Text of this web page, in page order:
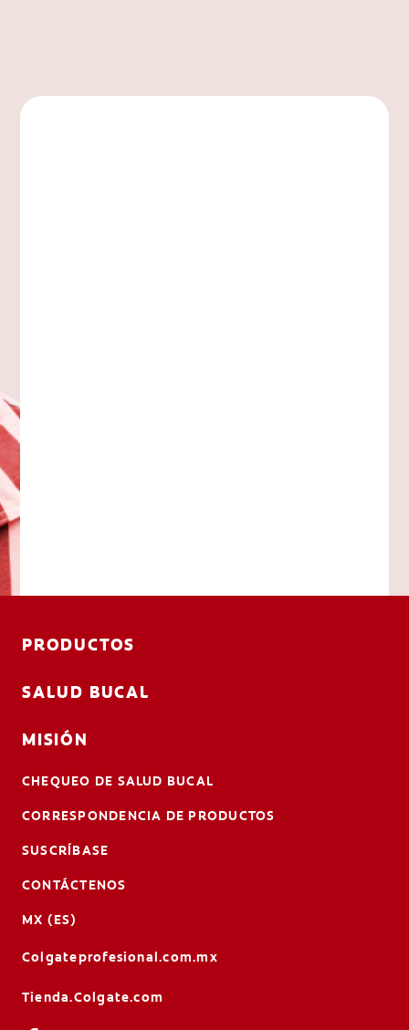
PRODUCTOS
SALUD BUCAL
MISIÓN
CHEQUEO DE SALUD BUCAL
CORRESPONDENCIA DE PRODUCTOS
SUSCRÍBASE
CONTÁCTENOS
MX (ES)
Colgateprofesional.com.mx
Tienda.Colgate.com